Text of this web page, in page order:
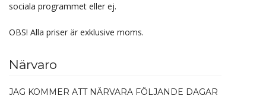
sociala programmet eller ej.
OBS! Alla priser är exklusive moms.
Närvaro
JAG KOMMER ATT NÄRVARA FÖLJANDE DAGAR